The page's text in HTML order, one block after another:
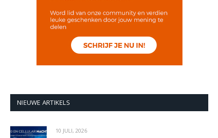
NIEUWE ARTIKELS
10 JULI, 2026